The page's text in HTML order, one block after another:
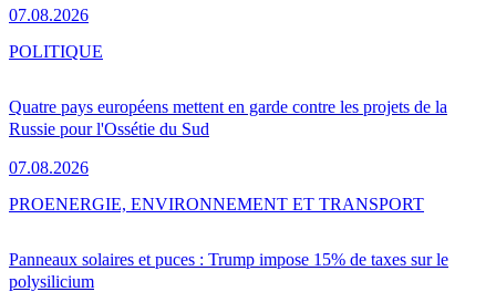
07.08.2026
Quatre pays européens mettent en garde contre les projets de la
Russie pour l'Ossétie du Sud
07.08.2026
POLITIQUE
Panneaux solaires et puces : Trump impose 15% de taxes sur le
polysilicium
PROENERGIE, ENVIRONNEMENT ET TRANSPORT